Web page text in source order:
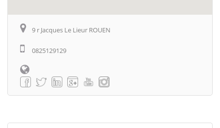
9 r Jacques Le Lieur ROUEN
0825129129